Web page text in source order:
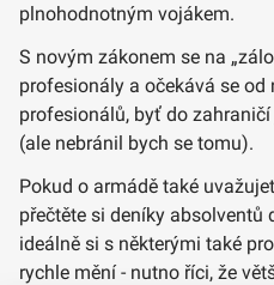
plnohodnotným vojákem.
S novým zákonem se na
profesionály a očekává se
profesionálů, byť do
(ale nebránil bych se tomu).
Pokud o armádě také
přečtěte si deníky absolventů
ideálně si s některými také
rychle mění - nutno říci, že